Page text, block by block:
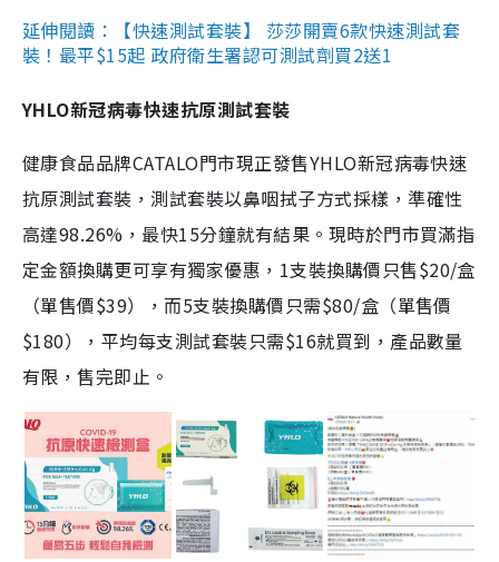
延伸閱讀：【快速測試套裝】 莎莎開賣6款快速測試套
裝！最平$15起 政府衛生署認可測試劑買2送1
YHLO新冠病毒快速抗原測試套裝
健康食品品牌CATALO門市現正發售YHLO新冠病毒快速
抗原測試套裝，測試套裝以鼻咽拭子方式採樣，準確性
高達98.26%，最快15分鐘就有結果。現時於門市買滿指
定金額換購更可享有獨家優惠，1支裝換購價只售$20/盒
（單售價$39），而5支裝換購價只需$80/盒（單售價
$180），平均每支測試套裝只需$16就買到，產品數量
有限，售完即止。